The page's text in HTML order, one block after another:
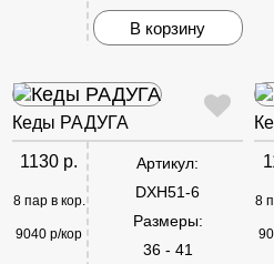
В корзину
Кеды РАДУГА
1130 р.
8 пар в кор.
9040 р/кор
Артикул:
DXH51-6
Размеры:
36 - 41
8